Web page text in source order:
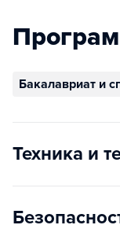
Бакалавриат и
Техника и